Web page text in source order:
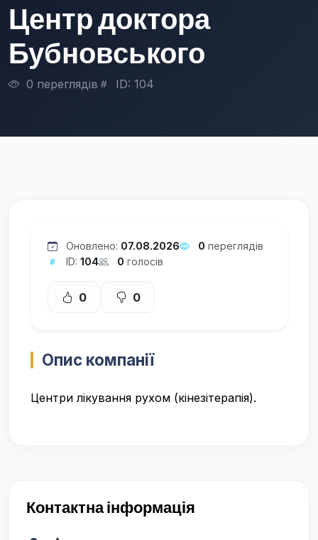
Центр доктора
Бубновського
0 переглядів ID: 104
Оновлено: 07.08.2026 0 переглядів
ID: 104 0 голосів
0 0
Опис компанії
Центри лікування рухом (кінезітерапія).
Контактна інформація